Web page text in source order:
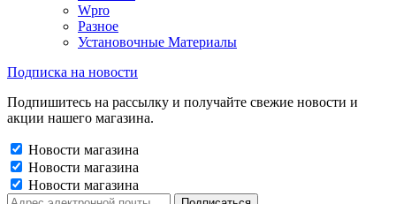
Wpro
Разное
Установочные Материалы
Подписка на новости
Подпишитесь на рассылку и получайте свежие новости и
акции нашего магазина.
Новости магазина
Новости магазина
Новости магазина